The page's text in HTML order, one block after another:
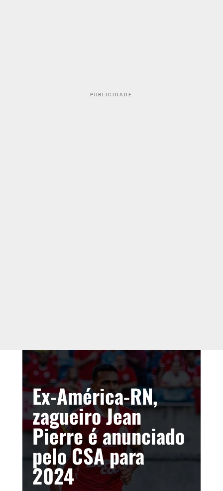
PUBLICIDADE
Ex-América-RN,
zagueiro Jean
Pierre é anunciado
pelo CSA para
2024